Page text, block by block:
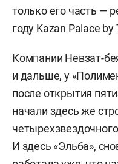
В декабре 2014 года
правления сети
Минниханову
сохранением
предлагал поселить
ресторанами и
выкупила турецкая
рассказывала
только его часть —
году Kazan Palace
Компании Невзат-
и дальше, у
после открытия
начали здесь же
И здесь «Эльба»,